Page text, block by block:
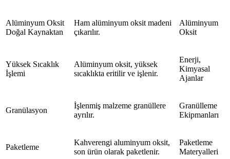
Alüminyum Oksit
Doğal Kaynaktan
Ham alüminyum oksit madeni
çıkarılır.
Alüminyum
Oksit
Yüksek Sıcaklık
İşlemi
Alüminyum oksit, yüksek
sıcaklıkta eritilir ve işlenir.
Enerji,
Kimyasal
Ajanlar
Granülasyon
İşlenmiş malzeme granüllere
ayrılır.
Granülleme
Ekipmanları
Paketleme
Kahverengi aluminyum oksit,
son ürün olarak paketlenir.
Paketleme
Materyalleri